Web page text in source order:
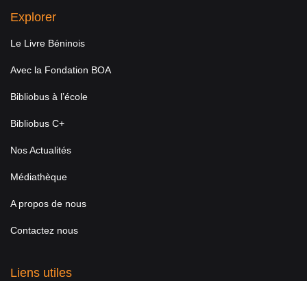
Explorer
Le Livre Béninois
Avec la Fondation BOA
Bibliobus à l’école
Bibliobus C+
Nos Actualités
Médiathèque
A propos de nous
Contactez nous
Liens utiles